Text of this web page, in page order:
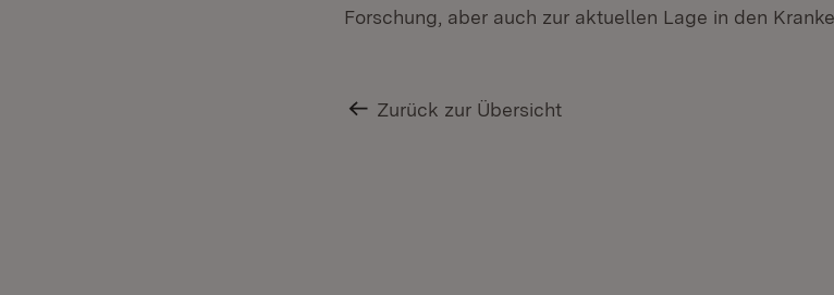
Forschung, aber auch zur aktuellen Lage in den
Zurück zur Übersicht